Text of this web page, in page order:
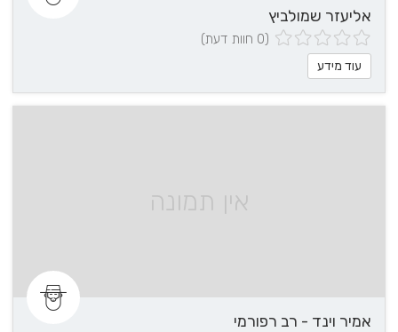
אליעזר שמולביץ
(0 חוות דעת)
עוד מידע
אין תמונה
אמיר וינד - רב רפורמי